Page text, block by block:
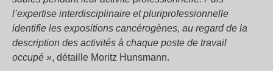
l’expertise interdisciplinaire et pluriprofessionnelle
identifie les expositions cancérogènes, au regard de la
description des activités à chaque poste de travail
occupé », détaille Moritz Hunsmann.